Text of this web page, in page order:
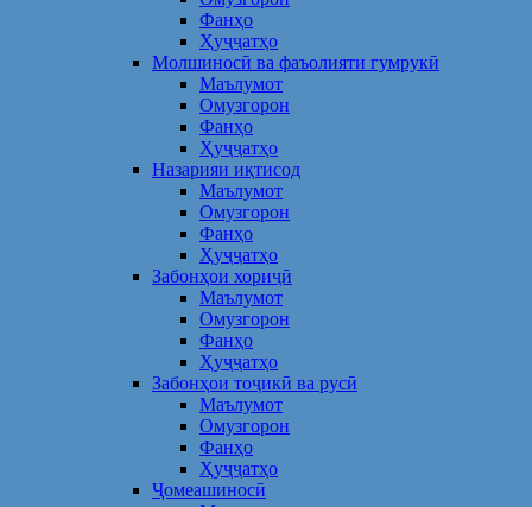
Фанҳо
Ҳуҷҷатҳо
Молшиносӣ ва фаъолияти гумрукӣ
Маълумот
Омузгорон
Фанҳо
Ҳуҷҷатҳо
Назарияи иқтисод
Маълумот
Омузгорон
Фанҳо
Ҳуҷҷатҳо
Забонҳои хориҷӣ
Маълумот
Омузгорон
Фанҳо
Ҳуҷҷатҳо
Забонҳои тоҷикӣ ва русӣ
Маълумот
Омузгорон
Фанҳо
Ҳуҷҷатҳо
Ҷомеашиносӣ